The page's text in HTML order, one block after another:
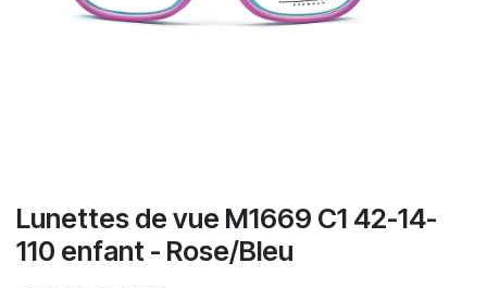
Lunettes de vue M1669 C1 42-14-
110 enfant - Rose/Bleu